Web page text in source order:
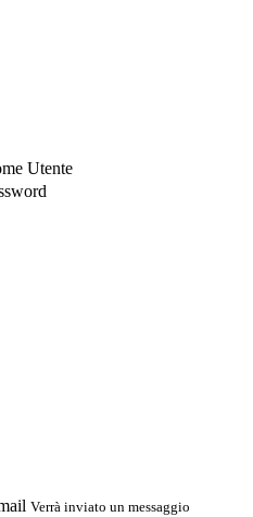
Utente
Verrà inviato un messaggio